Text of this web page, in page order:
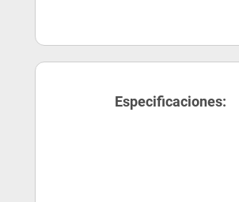
Especificaciones: